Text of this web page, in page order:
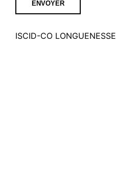
ENVOYER
ISCID-CO LONGUENESSE